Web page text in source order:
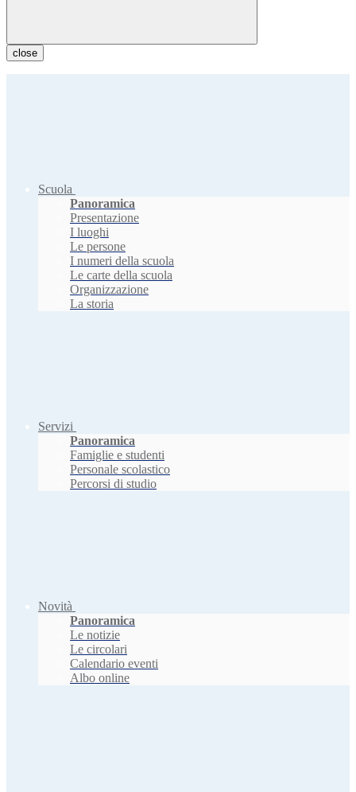
close
Scuola
Panoramica
Presentazione
I luoghi
Le persone
I numeri della scuola
Le carte della scuola
Organizzazione
La storia
Servizi
Panoramica
Famiglie e studenti
Personale scolastico
Percorsi di studio
Novità
Panoramica
Le notizie
Le circolari
Calendario eventi
Albo online